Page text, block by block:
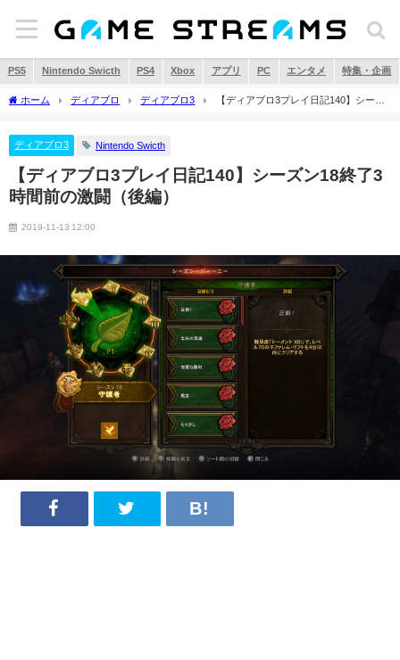
PS5 Nintendo Swicth PS4 Xbox アプリ PC エンタメ 特集・企画
ホーム ディアブロ ディアブロ3
【ディアブロ3プレイ日記140】シーズ
ディアブロ3 Nintendo Swicth
【ディアブロ3プレイ日記140】シーズン18終了3
時間前の激闘（後編）
2019-11-13 12:00